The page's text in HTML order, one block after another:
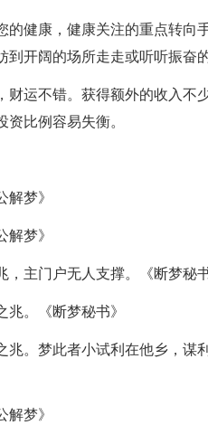
的健康，健康关注的重点转向
开阔的场所走走或听听振奋的
财运不错。获得额外的收入不
比例容易失衡。
梦》
梦》
主门户无人支撑。《断梦秘书
。《断梦秘书》
兆。梦此者小试利在他乡，谋
梦》